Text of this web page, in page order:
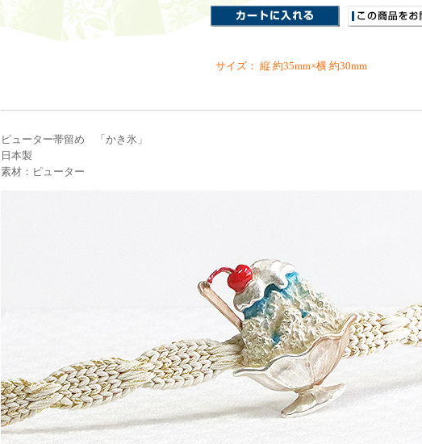
サイズ： 縦 約35mm×横 約30mm
ピューター帯留め 「かき氷」
日本製
素材：ピューター